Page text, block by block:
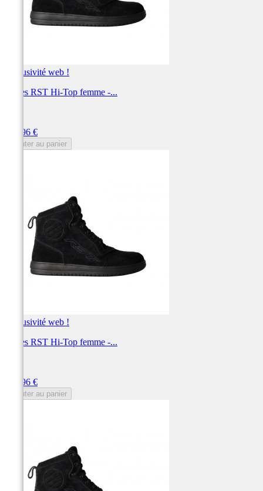
Exclusivité web !
Bottes RST Hi-Top femme -...
119,96 €
Ajouter au panier
Exclusivité web !
Bottes RST Hi-Top femme -...
119,96 €
Ajouter au panier